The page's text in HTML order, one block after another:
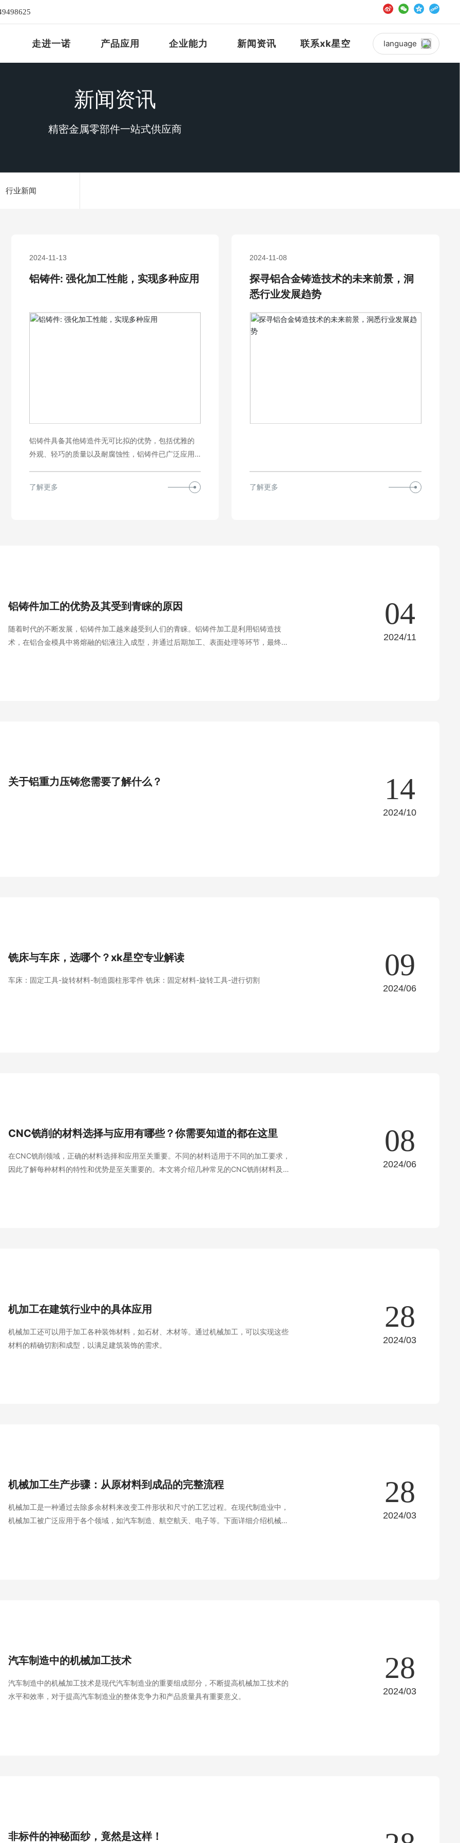
走进一诺 产品应用 企业能力 新闻资讯 联系xk星空 language
新闻资讯
精密金属零部件一站式供应商
行业新闻
2024-11-13
铝铸件: 强化加工性能，实现多种应用
铝铸件具备其他铸造件无可比拟的优势，包括优雅的
外观、轻巧的质量以及耐腐蚀性，铝铸件已广泛应用
了解更多
2024-11-08
探寻铝合金铸造技术的未来前景，洞
悉行业发展趋势
了解更多
铝铸件加工的优势及其受到青睐的原因
随着时代的不断发展，铝铸件加工越来越受到人们的青睐。铝铸件加工是利用铝铸造技
术，在铝合金模具中将熔融的铝液注入成型，并通过后期加工、表面处理等环节，最终获
04
2024/11
关于铝重力压铸您需要了解什么？ 14
2024/10
铣床与车床，选哪个？xk星空专业解读
车床：固定工具-旋转材料-制造圆柱形零件 铣床：固定材料-旋转工具-进行切割 09
2024/06
CNC铣削的材料选择与应用有哪些？你需要知道的都在这里
在CNC铣削领域，正确的材料选择和应用至关重要。不同的材料适用于不同的加工要求，
因此了解每种材料的特性和优势是至关重要的。本文将介绍几种常见的CNC铣削材料及其
08
2024/06
机加工在建筑行业中的具体应用
机械加工还可以用于加工各种装饰材料，如石材、木材等。通过机械加工，可以实现这些
材料的精确切割和成型，以满足建筑装饰的需求。
28
2024/03
机械加工生产步骤：从原材料到成品的完整流程
机械加工是一种通过去除多余材料来改变工件形状和尺寸的工艺过程。在现代制造业中，
机械加工被广泛应用于各个领域，如汽车制造、航空航天、电子等。下面详细介绍机械加
28
2024/03
汽车制造中的机械加工技术
汽车制造中的机械加工技术是现代汽车制造业的重要组成部分，不断提高机械加工技术的
水平和效率，对于提高汽车制造业的整体竞争力和产品质量具有重要意义。
28
2024/03
非标件的神秘面纱，竟然是这样！